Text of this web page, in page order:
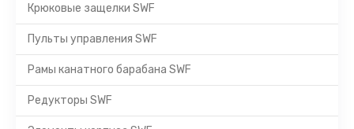
Крюковые защелки SWF
Пульты управления SWF
Рамы канатного барабана SWF
Редукторы SWF